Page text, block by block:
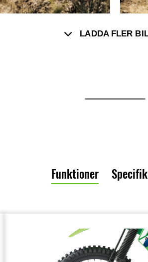
LADDA FLER
Funktioner